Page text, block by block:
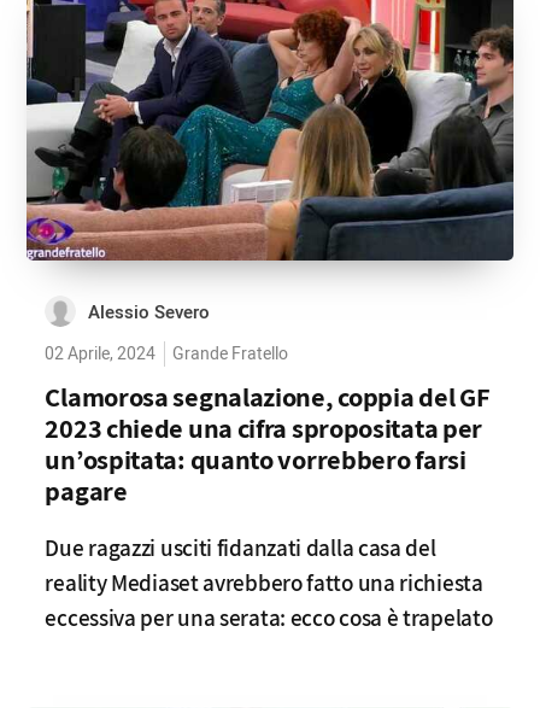
Alessio Severo
02 Aprile, 2024 Grande Fratello
Clamorosa segnalazione, coppia del GF
2023 chiede una cifra spropositata per
un’ospitata: quanto vorrebbero farsi
pagare
Due ragazzi usciti fidanzati dalla casa del
reality Mediaset avrebbero fatto una richiesta
eccessiva per una serata: ecco cosa è trapelato